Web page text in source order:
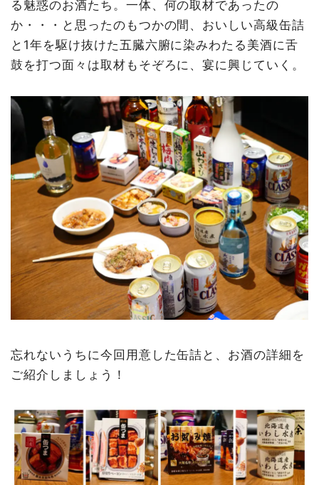
る魅惑のお酒たち。一体、何の取材であったの
か・・・と思ったのもつかの間、おいしい高級缶詰
と1年を駆け抜けた五臓六腑に染みわたる美酒に舌
鼓を打つ面々は取材もそぞろに、宴に興じていく。
忘れないうちに今回用意した缶詰と、お酒の詳細を
ご紹介しましょう！